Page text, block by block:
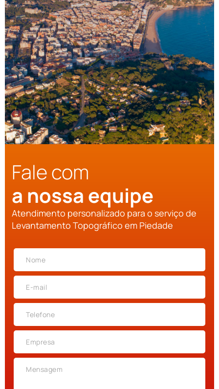
Fale com
a nossa equipe
Atendimento personalizado para o serviço de
Levantamento Topográfico em Piedade